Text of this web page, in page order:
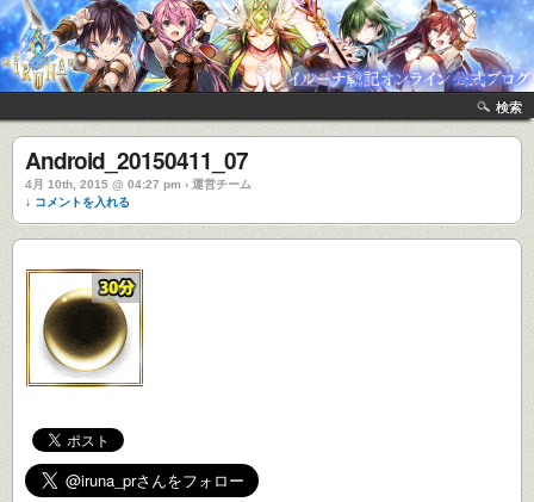
検索
Android_20150411_07
4月 10th, 2015 @ 04:27 pm › 運営チーム
↓ コメントを入れる